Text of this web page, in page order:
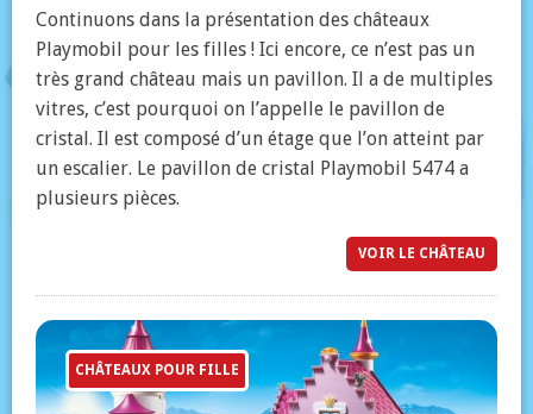
Continuons dans la présentation des châteaux
Playmobil pour les filles ! Ici encore, ce n’est pas un
très grand château mais un pavillon. Il a de multiples
vitres, c’est pourquoi on l’appelle le pavillon de
cristal. Il est composé d’un étage que l’on atteint par
un escalier. Le pavillon de cristal Playmobil 5474 a
plusieurs pièces.
VOIR LE CHÂTEAU
CHÂTEAUX POUR FILLE